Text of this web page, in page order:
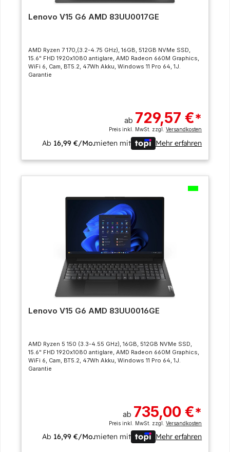
Lenovo V15 G6 AMD 83UU0017GE
AMD Ryzen 7 170,(3.2-4.75 GHz), 16GB, 512GB NVMe SSD,
15.6" FHD 1920x1080 antiglare, AMD Radeon 660M Graphics,
WiFi 6, Cam, BT5.2, 47Wh Akku, Windows 11 Pro 64, 1J.
Garantie
ab 729,57 €*
Preis inkl. MwSt. zzgl.Versandkosten
Ab 16,99 €/Mo.mieten mit Mehr erfahren
Lenovo V15 G6 AMD 83UU0016GE
AMD Ryzen 5 150 (3.3-4.55 GHz), 16GB, 512GB NVMe SSD,
15.6" FHD 1920x1080 antiglare, AMD Radeon 660M Graphics,
WiFi 6, Cam, BT5.2, 47Wh Akku, Windows 11 Pro 64, 1J.
Garantie
ab 735,00 €*
Preis inkl. MwSt. zzgl.Versandkosten
Ab 16,99 €/Mo.mieten mit Mehr erfahren